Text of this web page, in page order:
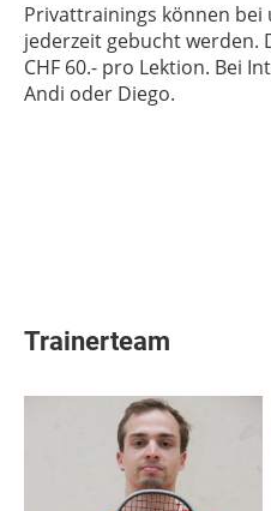
Privattrainings können
jederzeit gebucht werden.
CHF 60.- pro Lektion. Bei
Andi oder Diego.
Trainerteam